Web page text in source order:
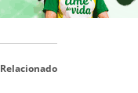
Relacionado